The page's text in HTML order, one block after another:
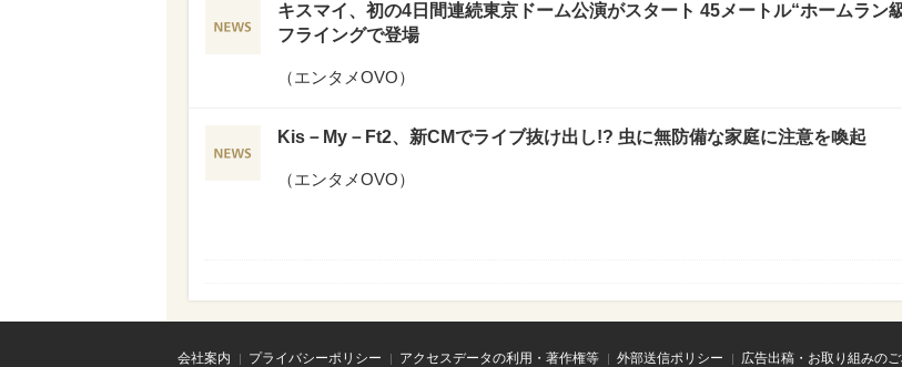
キスマイ、初の4日間連続東京ドーム公演がスタート 45メートル“ホームラン
フライングで登場
（エンタメOVO）
Kis－My－Ft2、新CMでライブ抜け出し!? 虫に無防備な家庭に注意を喚起
（エンタメOVO）
会社案内 プライバシーポリシー アクセスデータの利用・著作権等 外部送信ポリシー
広告出稿・お取り組みの